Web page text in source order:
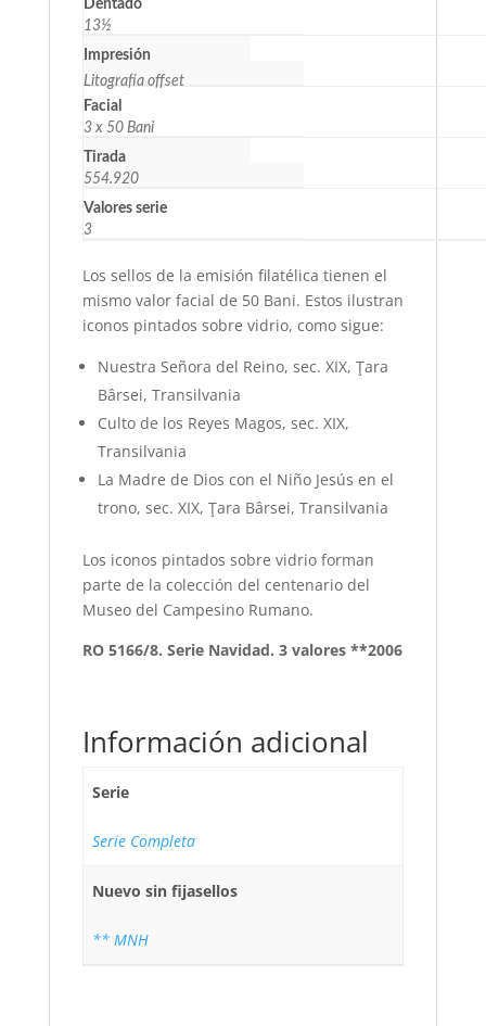
Dentado
13½
Impresión
Litografía offset
Facial
3 x 50 Bani
Tirada
554.920
Valores serie
3
Los sellos de la emisión filatélica tienen el
mismo valor facial de 50 Bani. Estos ilustran
iconos pintados sobre vidrio, como sigue:
Nuestra Señora del Reino, sec. XIX, Ţara
Bârsei, Transilvania
Culto de los Reyes Magos, sec. XIX,
Transilvania
La Madre de Dios con el Niño Jesús en el
trono, sec. XIX, Ţara Bârsei, Transilvania
Los iconos pintados sobre vidrio forman
parte de la colección del centenario del
Museo del Campesino Rumano.
RO 5166/8. Serie Navidad. 3 valores **2006
Información adicional
Serie
Serie Completa
Nuevo sin fijasellos
** MNH